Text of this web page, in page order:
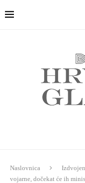
Naslovnica
vojarne, dočekat će ih